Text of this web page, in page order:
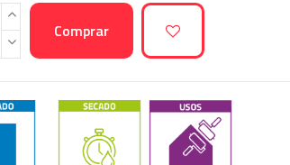
Comprar